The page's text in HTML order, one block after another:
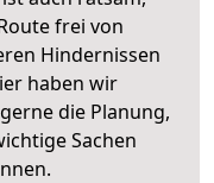
frei von
Hindernissen
haben wir
die Planung,
Sachen